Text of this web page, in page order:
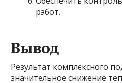
работ.
Вывод
Результат комплексного
значительное снижение